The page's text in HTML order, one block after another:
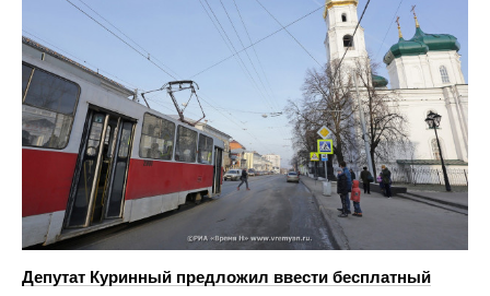
Депутат Куринный предложил ввести бесплатный